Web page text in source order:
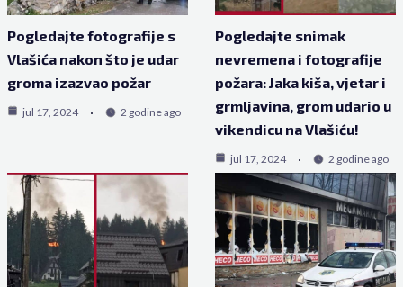
Pogledajte fotografije s
Vlašića nakon što je udar
groma izazvao požar
jul 17, 2024 2 godine ago
Pogledajte snimak
nevremena i fotografije
požara: Jaka kiša, vjetar i
grmljavina, grom udario u
vikendicu na Vlašiću!
jul 17, 2024 2 godine ago